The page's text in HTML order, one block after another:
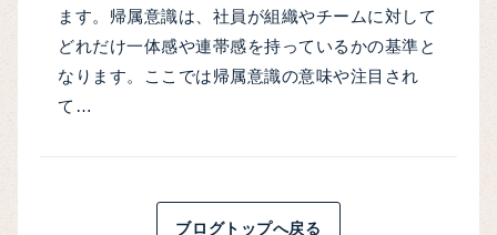
ます。帰属意識は、社員が組織やチームに対して
どれだけ一体感や連帯感を持っているかの基準と
なります。ここでは帰属意識の意味や注目され
て…
ブログトップへ戻る